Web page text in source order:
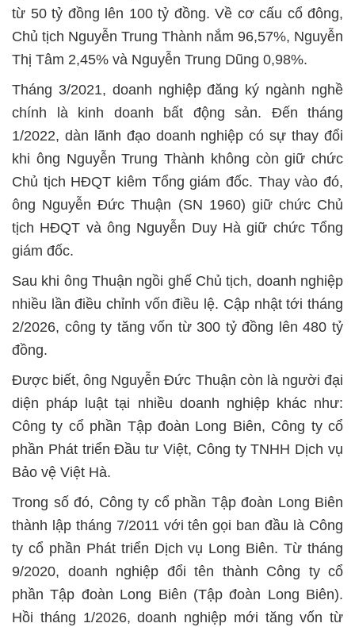
từ 50 tỷ đồng lên 100 tỷ đồng. Về cơ cấu cổ đông,
Chủ tịch Nguyễn Trung Thành nắm 96,57%, Nguyễn
Thị Tâm 2,45% và Nguyễn Trung Dũng 0,98%.
Tháng 3/2021, doanh nghiệp đăng ký ngành nghề
chính là kinh doanh bất động sản. Đến tháng
1/2022, dàn lãnh đạo doanh nghiệp có sự thay đổi
khi ông Nguyễn Trung Thành không còn giữ chức
Chủ tịch HĐQT kiêm Tổng giám đốc. Thay vào đó,
ông Nguyễn Đức Thuận (SN 1960) giữ chức Chủ
tịch HĐQT và ông Nguyễn Duy Hà giữ chức Tổng
giám đốc.
Sau khi ông Thuận ngồi ghế Chủ tịch, doanh nghiệp
nhiều lần điều chỉnh vốn điều lệ. Cập nhật tới tháng
2/2026, công ty tăng vốn từ 300 tỷ đồng lên 480 tỷ
đồng.
Được biết, ông Nguyễn Đức Thuận còn là người đại
diện pháp luật tại nhiều doanh nghiệp khác như:
Công ty cổ phần Tập đoàn Long Biên, Công ty cổ
phần Phát triển Đầu tư Việt, Công ty TNHH Dịch vụ
Bảo vệ Việt Hà.
Trong số đó, Công ty cổ phần Tập đoàn Long Biên
thành lập tháng 7/2011 với tên gọi ban đầu là Công
ty cổ phần Phát triển Dịch vụ Long Biên. Từ tháng
9/2020, doanh nghiệp đổi tên thành Công ty cổ
phần Tập đoàn Long Biên (Tập đoàn Long Biên).
Hồi tháng 1/2026, doanh nghiệp mới tăng vốn từ